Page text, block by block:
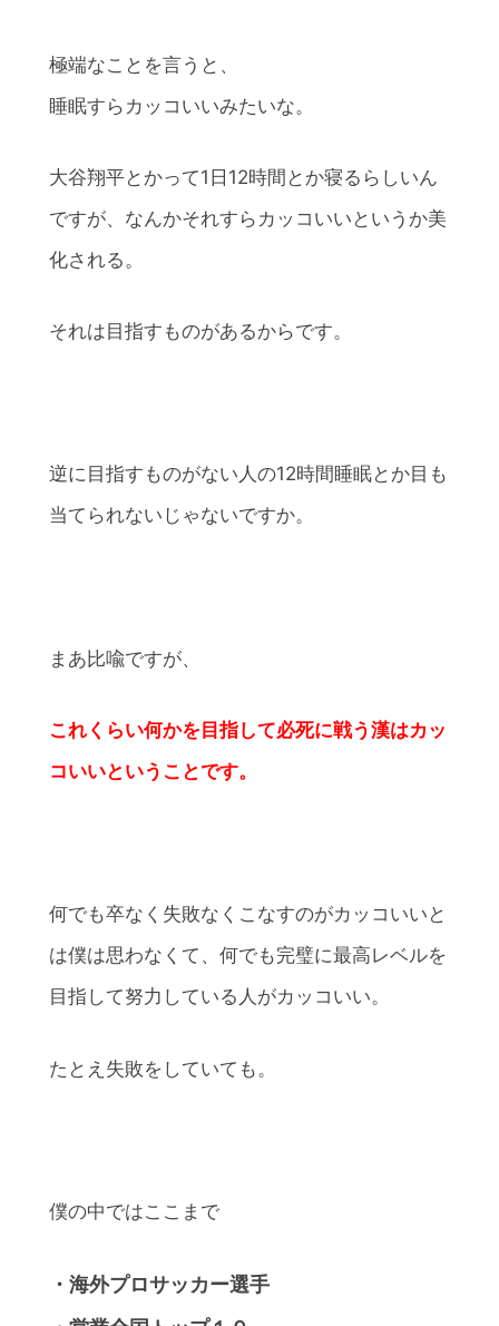
極端なことを言うと、
睡眠すらカッコいいみたいな。
大谷翔平とかって1日12時間とか寝るらしいん
ですが、なんかそれすらカッコいいというか美
化される。
それは目指すものがあるからです。
逆に目指すものがない人の12時間睡眠とか目も
当てられないじゃないですか。
まあ比喩ですが、
これくらい何かを目指して必死に戦う漢はカッ
コいいということです。
何でも卒なく失敗なくこなすのがカッコいいと
は僕は思わなくて、何でも完璧に最高レベルを
目指して努力している人がカッコいい。
たとえ失敗をしていても。
僕の中ではここまで
・海外プロサッカー選手